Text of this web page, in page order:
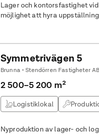
Lager och kontorsfastighet
möjlighet att hyra uppställning
Symmetrivägen 5
Brunna • Stendörren Fastigheter AB
2 500–5 200 m²
Logistiklokal
Nyproduktion av lager- och